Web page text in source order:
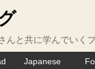
んと共に学んでいく
Japanese